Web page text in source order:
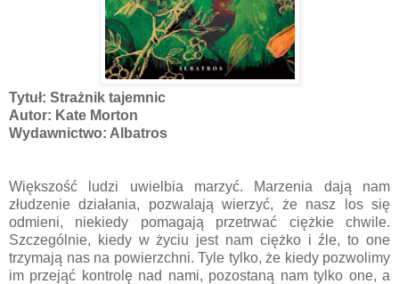
Tytuł: Strażnik tajemnic
Autor: Kate Morton
Wydawnictwo: Albatros
Większość ludzi uwielbia marzyć. Marzenia dają nam
złudzenie działania, pozwalają wierzyć, że nasz los się
odmieni, niekiedy pomagają przetrwać ciężkie chwile.
Szczególnie, kiedy w życiu jest nam ciężko i źle, to one
trzymają nas na powierzchni. Tyle tylko, że kiedy pozwolimy
im przejąć kontrolę nad nami, pozostaną nam tylko one, a